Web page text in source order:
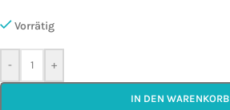
Vorrätig
- +
IN DEN WARENKORB